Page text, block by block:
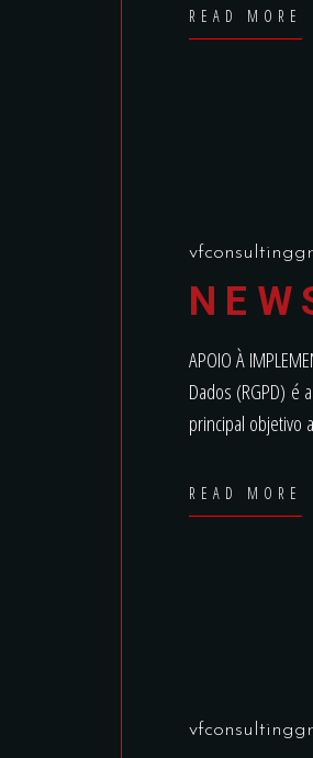
READ MORE
APOIO À
Dados (RGPD) é
principal objetivo
READ MORE